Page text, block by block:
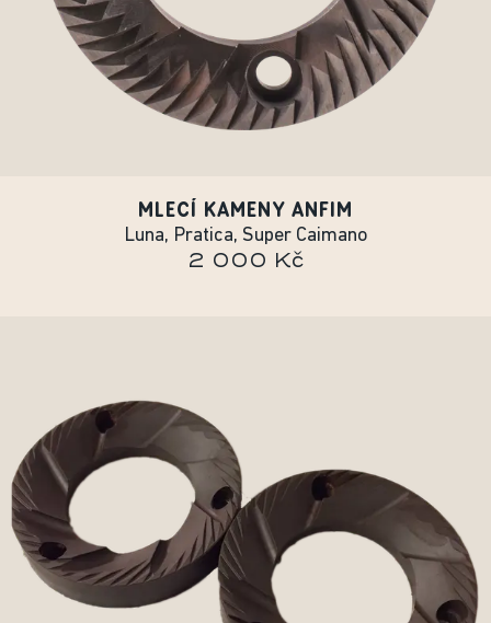
MLECÍ KAMENY ANFIM
Luna, Pratica, Super Caimano
2 000 Kč